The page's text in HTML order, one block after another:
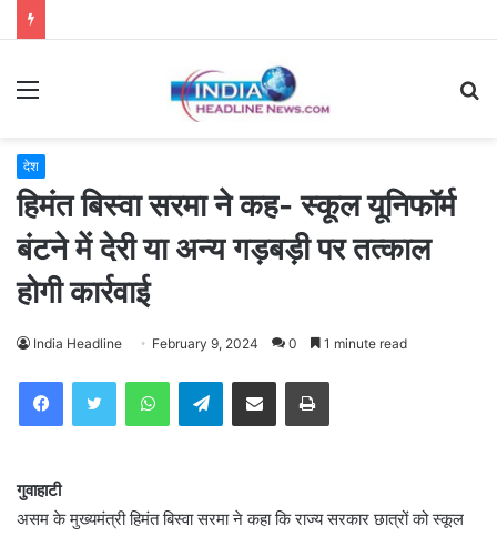
Menu
देश
हिमंत बिस्वा सरमा ने कह- स्कूल यूनिफॉर्म
बंटने में देरी या अन्य गड़बड़ी पर तत्काल
होगी कार्रवाई
India Headline February 9, 2024 0 1 minute read
WhatsAppTelegramShare via Email Print
गुवाहाटी
असम के मुख्यमंत्री हिमंत बिस्वा सरमा ने कहा कि राज्य सरकार छात्रों को स्कूल